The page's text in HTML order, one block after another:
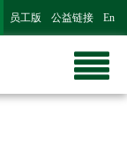
员工版 公益链接 En